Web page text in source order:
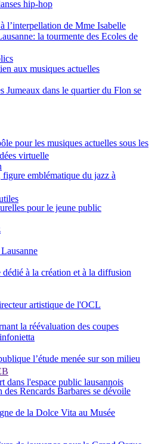
hip-hop
l’interpellation de Mme Isabelle
la tourmente des Ecoles de
aux musiques actuelles
Jumeaux dans le quartier du Flon se
pour les musiques actuelles sous les
emblématique du jazz à
pour le jeune public
à la création et à la diffusion
artistique de l'OCL
la réévaluation des coupes
l’étude menée sur son milieu
Rencards Barbares se dévoile
de la Dolce Vita au Musée
virtuelle
dans l'espace public lausannois